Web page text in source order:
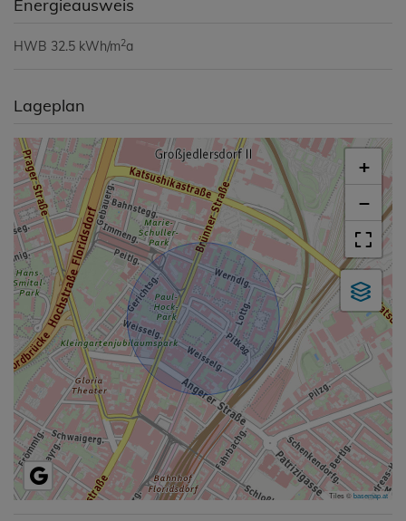
Energieausweis
HWB 32.5 kWh/m2a
Lageplan
+
−
Tiles ©basemap.at